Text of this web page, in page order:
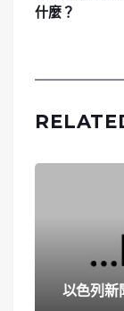
什麼？
以色列新